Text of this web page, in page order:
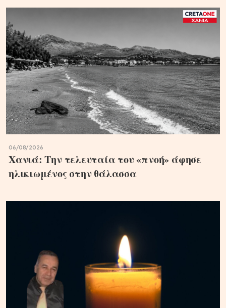
06/08/2026
Χανιά: Την τελευταία του «πνοή» άφησε
ηλικιωμένος στην θάλασσα